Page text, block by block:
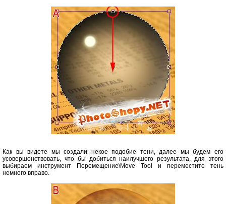
Как вы видете мы создали некое подобие тени, далее мы будем его
усовершенствовать, что бы добиться наилучшего результата, для этого
выбираем инструмент Перемещение\Move Tool и переместите тень
немного вправо.